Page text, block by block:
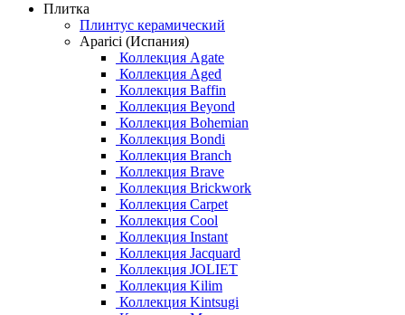
Плитка
Плинтус керамический
Aparici (Испания)
Коллекция Agate
Коллекция Aged
Коллекция Baffin
Коллекция Beyond
Коллекция Bohemian
Коллекция Bondi
Коллекция Branch
Коллекция Brave
Коллекция Brickwork
Коллекция Carpet
Коллекция Cool
Коллекция Instant
Коллекция Jacquard
Коллекция JOLIET
Коллекция Kilim
Коллекция Kintsugi